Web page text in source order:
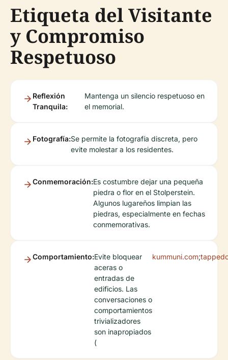
Etiqueta del Visitante
y Compromiso
Respetuoso
Reflexión
Tranquila:
Mantenga un silencio respetuoso en
el memorial.
Fotografía:Se permite la fotografía discreta, pero
evite molestar a los residentes.
Conmemoración:Es costumbre dejar una pequeña
piedra o flor en el Stolperstein.
Algunos lugareños limpian las
piedras, especialmente en fechas
conmemorativas.
Comportamiento:Evite bloquear
aceras o
entradas de
edificios. Las
conversaciones o
comportamientos
trivializadores
son inapropiados
(
kummuni.com;